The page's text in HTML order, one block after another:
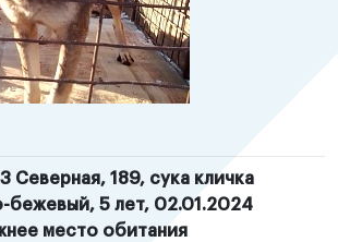
Северная, 189, сука кличка
бежевый, 5 лет, 02.01.2024
место обитания